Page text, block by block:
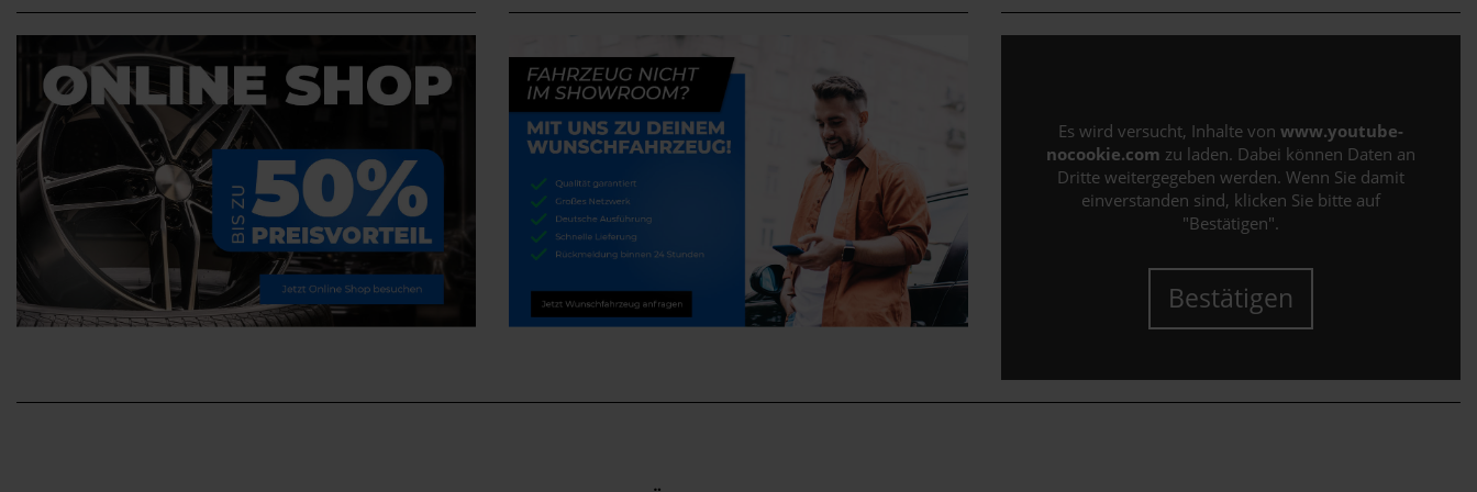
Es wird versucht, Inhalte von www.youtube-
nocookie.com zu laden. Dabei können Daten an
Dritte weitergegeben werden. Wenn Sie damit
einverstanden sind, klicken Sie bitte auf
"Bestätigen".
Bestätigen